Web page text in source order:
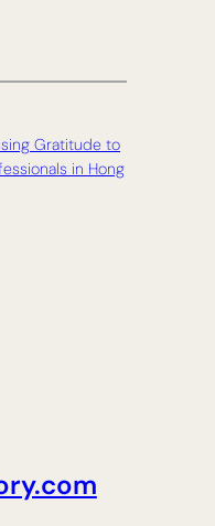
Gratitude to
in Hong